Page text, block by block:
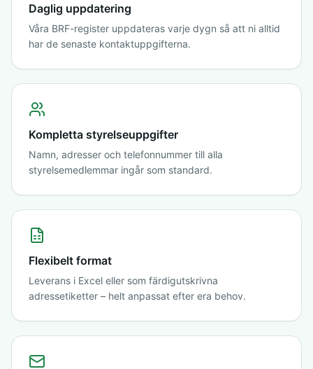
Daglig uppdatering
Våra BRF-register uppdateras varje dygn så att ni alltid
har de senaste kontaktuppgifterna.
Kompletta styrelseuppgifter
Namn, adresser och telefonnummer till alla
styrelsemedlemmar ingår som standard.
Flexibelt format
Leverans i Excel eller som färdigutskrivna
adressetiketter – helt anpassat efter era behov.